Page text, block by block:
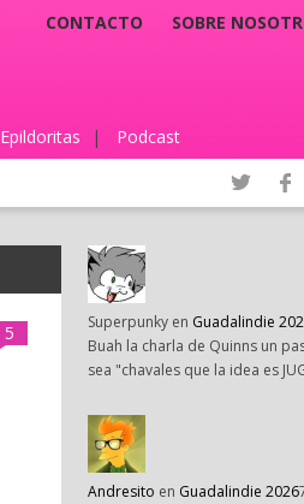
CONTACTO SOBRE
Epildoritas | Podcast
5 Superpunky en Guadalindie
Buah la charla de Quinns un
sea "chavales que la idea es
Andresito en Guadalindie 2026